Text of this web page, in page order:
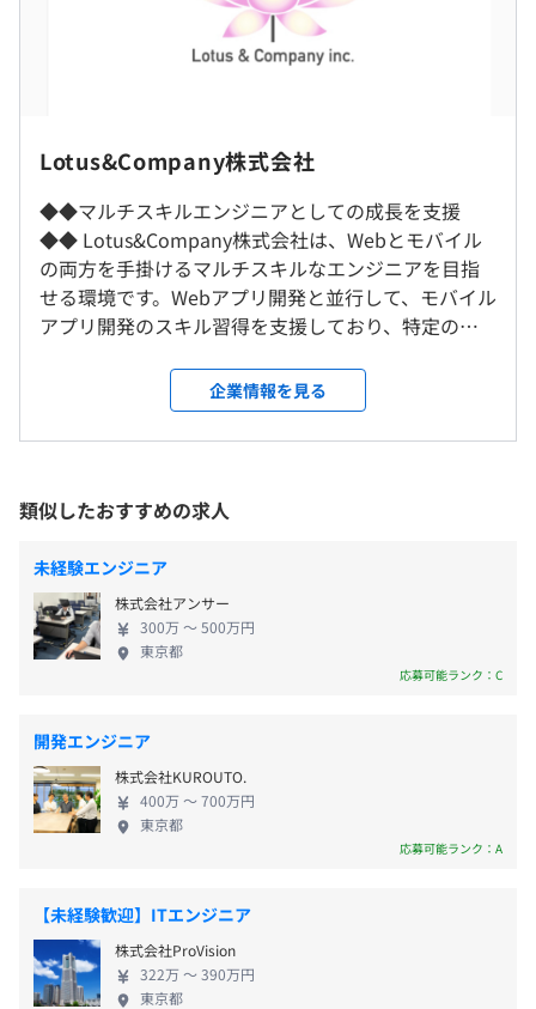
化しており、エンジニアに求められるスキルも多岐にわた
こうした背景を踏まえ、弊社では独自のスキルチェックシ
Web開発やスマートフォンアプリ開発といった即戦力と
なるスキルの習得を支援し、エンジニアが実務に直結する
スキルを常にアップデートをしています。
この取り組みによって、より適切なプロジェクトアサイン
が可能になり、クライアントに対して最適なソリューショ
ンを提供します。
13インチ MacBook Air, メモリ16〜32GB, ストレージ
256GB〜512GB
プロジェクトごとに選択、アジャイル、スクラム
Docker、Terraform、AWS CloudFormation、Amazon
が、将来にわたって常に保証されるものではありません。
出社が必要な場合に備え、東京23区内に通勤可能な範囲
にお住まいの方からのご応募をお願いしております。
就業場所の変更範囲
東京事務所、および自宅
受動喫煙防止措置に関する事項
対策内容：敷地内禁煙（喫煙場所あり）
（※想定年収は年収提示額を保証するものではありません）
①9:00〜19:00の間で8時間
②専門業務型裁量労働制（1日8時間）
※案件により異なります。
なる）、②任意の時間で60分
平均残業時間：平均月20時間（※案件により異なる／特
殊な状況を除いて40時間は超えない）
【年間休日120日】
・完全週休2日制（土・日）
・祝日
・年末年始休暇
・特別（慶弔）休暇
・有給休暇
通勤交通費（定期代3万円上限）
期末賞与：年1回
Lotus&Company株式会社
◆◆マルチスキルエンジニアとしての成長を支援
◆◆ Lotus&Company株式会社は、Webとモバイル
の両方を手掛けるマルチスキルなエンジニアを目指
せる環境です。Webアプリ開発と並行して、モバイル
アプリ開発のスキル習得を支援しており、特定の分
ドユーザーとの直接取引が多いため、経験が浅い場
合は開発から、経験者であれば要件定義などの上流
工程から携わることができ、開発から離れてしまう
プリのリッチUIコンテンツ開発に強みを持ち、
HTML5やJavaScript技術を中心に、保守性の高いア
プリケーション開発に注力しています。また、
Kotlin、Swift、PHP、Ruby、Pythonなど特定の言
語や環境に縛られず、常に新しい技術を調査・発信
し、顧客の要望に応じた最適な技術選定を提案して
う、働きやすい環境を徹底的に追求しています。
WEB上に会社があってもいいのではないかという考
えの下、創業当時からリモートワークを推進してお
り、フルリモート案件が95%以上を占めます。勤務場
所や服装、時間の制約を減らすことで、技術の追求
遠隔地からのフルリモート勤務も可能です。また、社
員に無理をさせないことを重視しており、炎上しそ
うな案件や月間労働時間が200時間を超えるような案
件は受注しません。参画後も労働時間を毎週ヒアリ
企業情報を見る
類似したおすすめの求人
未経験エンジニア
株式会社アンサー
300万 〜 500万円
東京都
応募可能ランク：C
開発エンジニア
株式会社KUROUTO.
400万 〜 700万円
東京都
応募可能ランク：A
【未経験歓迎】ITエンジニア
株式会社ProVision
322万 〜 390万円
東京都